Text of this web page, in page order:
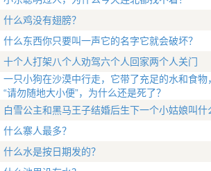
什么鸡没有翅膀？
什么东西你只要叫一声它的名字它就会破坏？
十个人打架八个人劝驾六个人回家两个人关门
一只小狗在沙漠中行走，它带了充足的水和食
“请勿随地大小便”，为什么还是死了？
白雪公主和黑马王子结婚后生下一个小姑娘叫什
什么寨人最多？
什么水是按日期发的？